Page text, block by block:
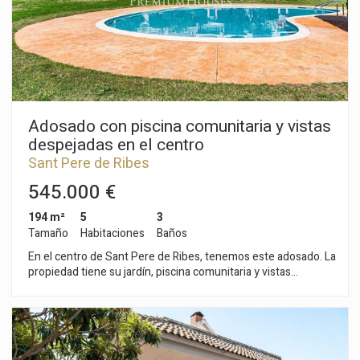
propiedad tiene en el porche de entrada una zona para
aparcar dos coche. La fecha e entrega de esta vivienda está
prevista para junio 2026. La zona de Mas Alba se caracteriza
por encontrarse muy cerca del parque natural del Garraf y por
su gran tranquilidad. Todo ello sin renunciar a una muy buena
comunicación con Sitges y la autopista C-32 de acceso a
Barcelona y el aeropuerto del Prat.
Adosado con piscina comunitaria y vistas
despejadas en el centro
Sant Pere de Ribes
545.000 €
194 m²
Tamaño
5
Habitaciones
3
Baños
En el centro de Sant Pere de Ribes, tenemos este adosado. La
propiedad tiene su jardín, piscina comunitaria y vistas
La propiedad se divide en tres plantas. Se accede a la casa
desde la planta baja compuesta de un espacio diáfano con
acceso al jardín que lleva hacia la zona comunitaria con